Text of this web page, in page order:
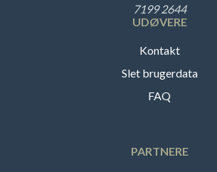
7199 2644
UDØVERE
Kontakt
Slet brugerdata
FAQ
PARTNERE